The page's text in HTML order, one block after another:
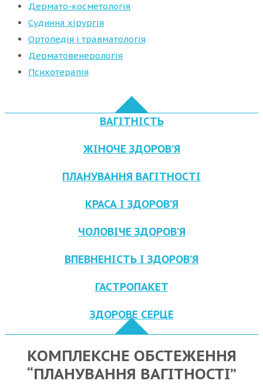
Дермато-косметологія
Судинна хірургія
Ортопедія і травматологія
Дерматовенерологія
Психотерапія
ВАГІТНІСТЬ
ЖІНОЧЕ ЗДОРОВ’Я
ПЛАНУВАННЯ ВАГІТНОСТІ
КРАСА І ЗДОРОВ’Я
ЧОЛОВІЧЕ ЗДОРОВ’Я
ВПЕВНЕНІСТЬ І ЗДОРОВ’Я
ГАСТРОПАКЕТ
ЗДОРОВЕ СЕРЦЕ
КОМПЛЕКСНЕ ОБСТЕЖЕННЯ
“ПЛАНУВАННЯ ВАГІТНОСТІ”